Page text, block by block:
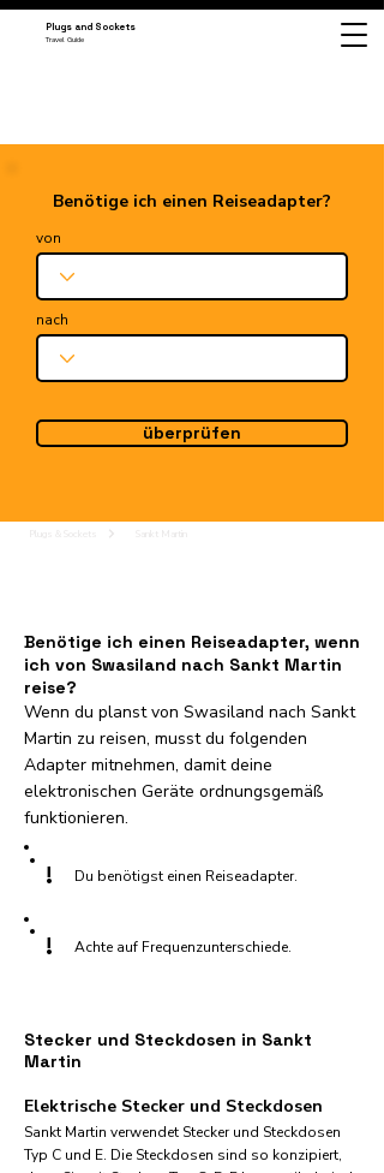
Plugs and Sockets
Travel Guide
Benötige ich einen Reiseadapter?
von
nach
überprüfen
Benötige ich einen Reiseadapter, wenn
ich von Swasiland nach Sankt Martin
reise?
Wenn du planst von Swasiland nach Sankt
Martin zu reisen, musst du folgenden
Adapter mitnehmen, damit deine
elektronischen Geräte ordnungsgemäß
funktionieren.
! Du benötigst einen Reiseadapter.
! Achte auf Frequenzunterschiede.
Stecker und Steckdosen in Sankt
Martin
Elektrische Stecker und Steckdosen
Sankt Martin verwendet Stecker und Steckdosen
Typ C und E. Die Steckdosen sind so konzipiert,